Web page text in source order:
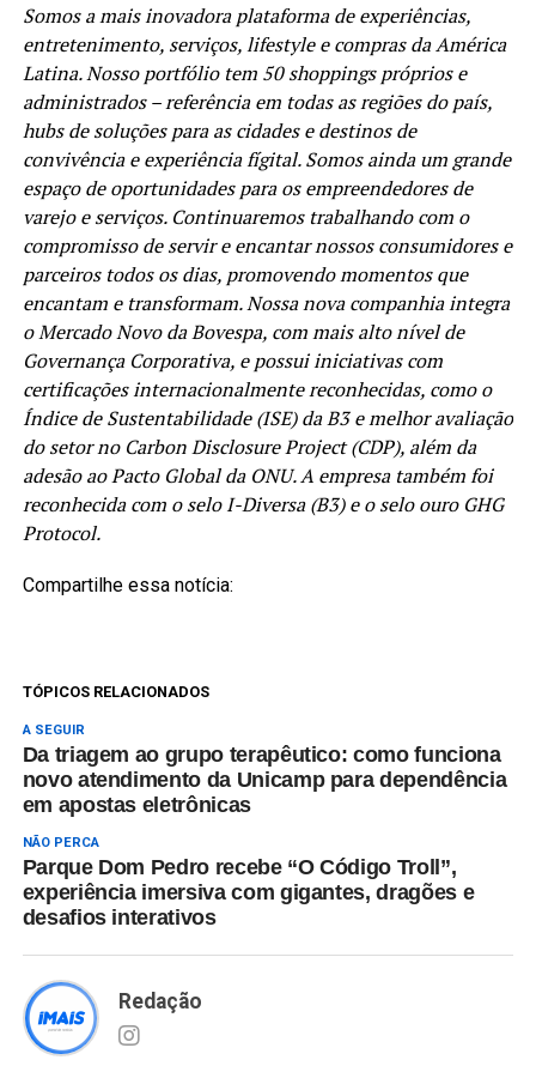
Somos a mais inovadora plataforma de experiências,
entretenimento, serviços, lifestyle e compras da América
Latina. Nosso portfólio tem 50 shoppings próprios e
administrados – referência em todas as regiões do país,
hubs de soluções para as cidades e destinos de
convivência e experiência fígital. Somos ainda um grande
espaço de oportunidades para os empreendedores de
varejo e serviços. Continuaremos trabalhando com o
compromisso de servir e encantar nossos consumidores e
parceiros todos os dias, promovendo momentos que
encantam e transformam. Nossa nova companhia integra
o Mercado Novo da Bovespa, com mais alto nível de
Governança Corporativa, e possui iniciativas com
certificações internacionalmente reconhecidas, como o
Índice de Sustentabilidade (ISE) da B3 e melhor avaliação
do setor no Carbon Disclosure Project (CDP), além da
adesão ao Pacto Global da ONU. A empresa também foi
reconhecida com o selo I-Diversa (B3) e o selo ouro GHG
Protocol.
Compartilhe essa notícia:
TÓPICOS RELACIONADOS
A SEGUIR
Da triagem ao grupo terapêutico: como funciona
novo atendimento da Unicamp para dependência
em apostas eletrônicas
NÃO PERCA
Parque Dom Pedro recebe “O Código Troll”,
experiência imersiva com gigantes, dragões e
desafios interativos
Redação